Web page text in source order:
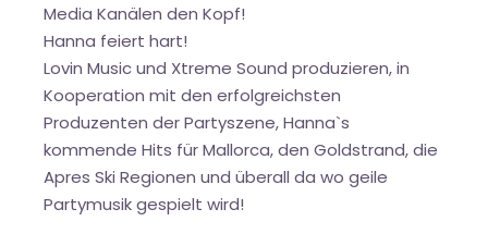
Media Kanälen den Kopf!
Hanna feiert hart!
Lovin Music und Xtreme Sound produzieren, in
Kooperation mit den erfolgreichsten
Produzenten der Partyszene, Hanna`s
kommende Hits für Mallorca, den Goldstrand, die
Apres Ski Regionen und überall da wo geile
Partymusik gespielt wird!